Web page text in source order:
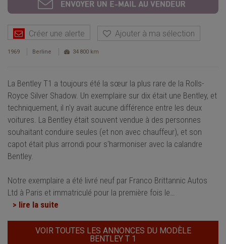
Créer une alerte Ajouter à ma sélection
1969 Berline 34 800 km
La Bentley T1 a toujours été la sœur la plus rare de la Rolls-
Royce Silver Shadow. Un exemplaire sur dix était une Bentley, et
techniquement, il n'y avait aucune différence entre les deux
voitures. La Bentley était souvent vendue à des personnes
souhaitant conduire seules (et non avec chauffeur), et son
capot était plus arrondi pour s'harmoniser avec la calandre
Bentley.
Notre exemplaire a été livré neuf par Franco Brittannic Autos
Ltd à Paris et immatriculé pour la première fois le
> lire la suite
VOIR TOUTES LES ANNONCES DU MODÈLE
BENTLEY T 1